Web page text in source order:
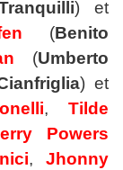
) et
(Benito
(Umberto
) et
, Tilde
Powers
, Jhonny